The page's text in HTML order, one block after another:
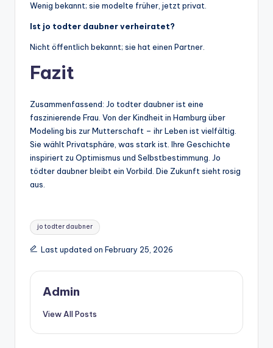
Wenig bekannt; sie modelte früher, jetzt privat.
Ist jo todter daubner verheiratet?
Nicht öffentlich bekannt; sie hat einen Partner.
Fazit
Zusammenfassend: Jo todter daubner ist eine
faszinierende Frau. Von der Kindheit in Hamburg über
Modeling bis zur Mutterschaft – ihr Leben ist vielfältig.
Sie wählt Privatsphäre, was stark ist. Ihre Geschichte
inspiriert zu Optimismus und Selbstbestimmung. Jo
tödter daubner bleibt ein Vorbild. Die Zukunft sieht rosig
aus.
Tags:
jo todter daubner
Last updated on February 25, 2026
Admin
View All Posts